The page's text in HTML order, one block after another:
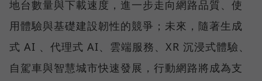
地台數量與下載速度，進一步走向網路品質、使
用體驗與基礎建設韌性的競爭；未來，隨著生成
式 AI 、代理式 AI、雲端服務、XR 沉浸式體驗、
自駕車與智慧城市快速發展，行動網路將成為支